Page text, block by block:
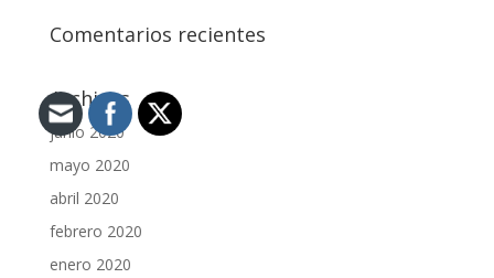
Comentarios recientes
Archivos
junio 2020
mayo 2020
abril 2020
febrero 2020
enero 2020